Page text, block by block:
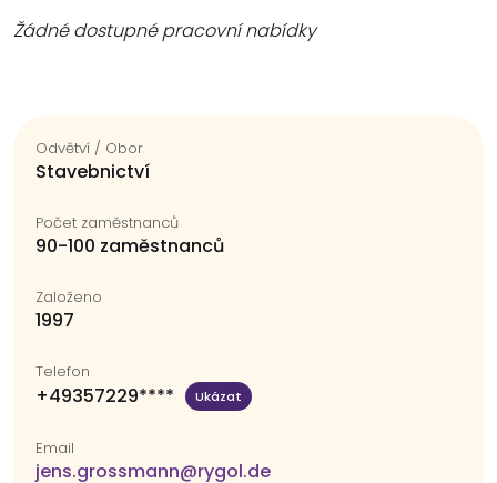
Žádné dostupné pracovní nabídky
Odvětví / Obor
Stavebnictví
Počet zaměstnanců
90-100 zaměstnanců
Založeno
1997
Telefon
+49357229**** Ukázat
Email
jens.grossmann@rygol.de